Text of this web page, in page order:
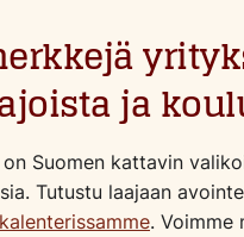
ja
on Suomen kattavin
Tutustu laajaan
. Voimme